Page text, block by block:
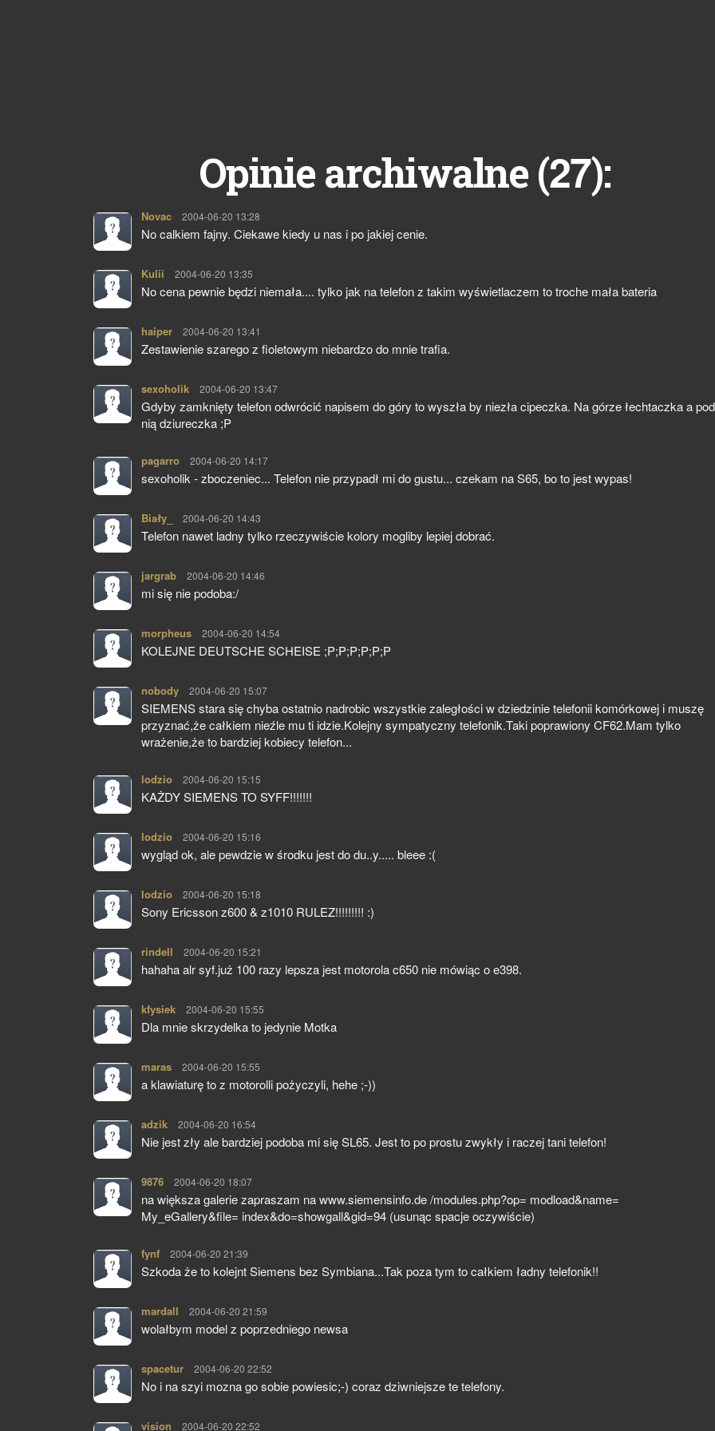
Opinie archiwalne (27):
Novac pisze:
2004-06-20 13:28
No calkiem fajny. Ciekawe kiedy u nas i po jakiej cenie.
Kulii pisze:
2004-06-20 13:35
No cena pewnie będzi niemała.... tylko jak na telefon z takim wyświetlaczem to troche mała bateria
haiper pisze:
2004-06-20 13:41
Zestawienie szarego z fioletowym niebardzo do mnie trafia.
sexoholik pisze:
2004-06-20 13:47
Gdyby zamknięty telefon odwrócić napisem do góry to wyszła by niezła cipeczka. Na górze łechtaczka a pod
nią dziureczka ;P
pagarro pisze:
2004-06-20 14:17
sexoholik - zboczeniec... Telefon nie przypadł mi do gustu... czekam na S65, bo to jest wypas!
Biały_ pisze:
2004-06-20 14:43
Telefon nawet ladny tylko rzeczywiście kolory mogliby lepiej dobrać.
jargrab pisze:
2004-06-20 14:46
mi się nie podoba:/
morpheus pisze:
2004-06-20 14:54
KOLEJNE DEUTSCHE SCHEISE ;P;P;P;P;P;P
nobody pisze:
2004-06-20 15:07
SIEMENS stara się chyba ostatnio nadrobic wszystkie zaległości w dziedzinie telefonii komórkowej i muszę
przyznać,że całkiem nieźle mu ti idzie.Kolejny sympatyczny telefonik.Taki poprawiony CF62.Mam tylko
wrażenie,że to bardziej kobiecy telefon...
lodzio pisze:
2004-06-20 15:15
KAŻDY SIEMENS TO SYFF!!!!!!!
lodzio pisze:
2004-06-20 15:16
wygląd ok, ale pewdzie w środku jest do du..y..... bleee :(
lodzio pisze:
2004-06-20 15:18
Sony Ericsson z600 & z1010 RULEZ!!!!!!!!! :)
rindell pisze:
2004-06-20 15:21
hahaha alr syf.już 100 razy lepsza jest motorola c650 nie mówiąc o e398.
kfysiek pisze:
2004-06-20 15:55
Dla mnie skrzydelka to jedynie Motka
maras pisze:
2004-06-20 15:55
a klawiaturę to z motorolli pożyczyli, hehe ;-))
adzik pisze:
2004-06-20 16:54
Nie jest zły ale bardziej podoba mi się SL65. Jest to po prostu zwykły i raczej tani telefon!
9876 pisze:
2004-06-20 18:07
na większa galerie zapraszam na www.siemensinfo.de /modules.php?op= modload&name=
My_eGallery&file= index&do=showgall&gid=94 (usunąc spacje oczywiście)
fynf pisze:
2004-06-20 21:39
Szkoda że to kolejnt Siemens bez Symbiana...Tak poza tym to całkiem ładny telefonik!!
mardall pisze:
2004-06-20 21:59
wolałbym model z poprzedniego newsa
spacetur pisze:
2004-06-20 22:52
No i na szyi mozna go sobie powiesic;-) coraz dziwniejsze te telefony.
vision pisze:
2004-06-20 22:52